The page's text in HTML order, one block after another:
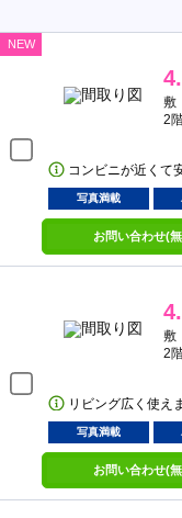
NEW
敷
2
コンビニが近くて
写真満載
お問い合わせ(
敷
2
リビング広く使え
写真満載
お問い合わせ(